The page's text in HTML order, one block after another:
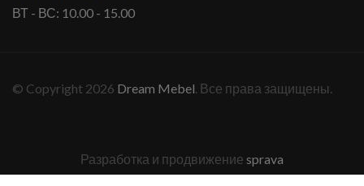
ВТ - ВС: 10.00 - 15.00
© Copyright 2026 Dream Mebel. Все права защищены.
Разработка и продвижение sprava